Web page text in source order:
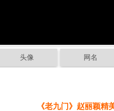
头像 网名
《老九门》赵丽颖精